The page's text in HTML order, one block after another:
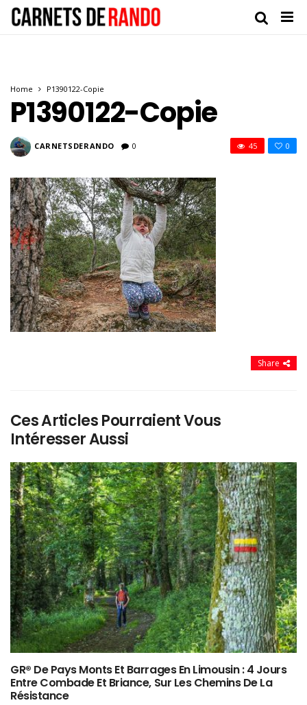
Home P1390122-Copie
P1390122-Copie
CARNETSDERANDO 0 0
45
Share
Ces Articles Pourraient Vous
Intéresser Aussi
GR® De Pays Monts Et Barrages En Limousin : 4 Jours
Entre Combade Et Briance, Sur Les Chemins De La
Résistance